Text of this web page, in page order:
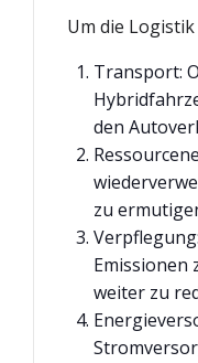
Um die
Transport:
den
zu
Emissionen
weiter zu